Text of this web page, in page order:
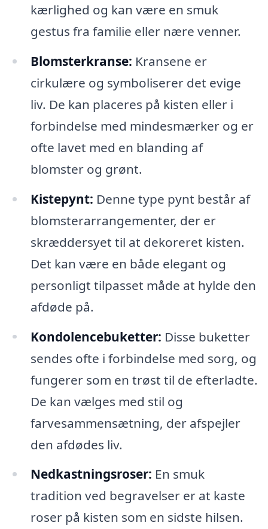
kærlighed og kan være en smuk
gestus fra familie eller nære venner.
Blomsterkranse: Kransene er
cirkulære og symboliserer det evige
liv. De kan placeres på kisten eller i
forbindelse med mindesmærker og er
ofte lavet med en blanding af
blomster og grønt.
Kistepynt: Denne type pynt består af
blomsterarrangementer, der er
skræddersyet til at dekoreret kisten.
Det kan være en både elegant og
personligt tilpasset måde at hylde den
afdøde på.
Kondolencebuketter: Disse buketter
sendes ofte i forbindelse med sorg, og
fungerer som en trøst til de efterladte.
De kan vælges med stil og
farvesammensætning, der afspejler
den afdødes liv.
Nedkastningsroser: En smuk
tradition ved begravelser er at kaste
roser på kisten som en sidste hilsen.